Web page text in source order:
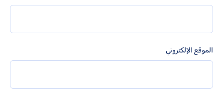
الموقع الإلكتروني